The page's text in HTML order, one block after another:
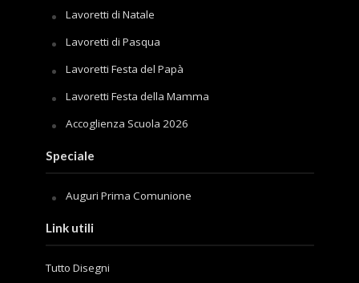
Lavoretti di Natale
Lavoretti di Pasqua
Lavoretti Festa del Papà
Lavoretti Festa della Mamma
Accoglienza Scuola 2026
Speciale
Auguri Prima Comunione
Link utili
Tutto Disegni